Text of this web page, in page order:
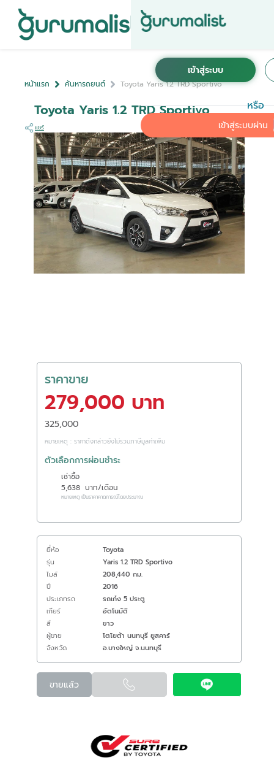
หรือ
เข้าสู่ระบบผ่าน
หน้าแรก ค้นหารถยนต์ Toyota Yaris 1.2 TRD Sportivo
Toyota Yaris 1.2 TRD Sportivo
แชร์
ราคาขาย
279,000 บาท
325,000
หมายเหตุ : ราคาดังกล่าวยังไม่รวมภาษีมูลค่าเพิ่ม
ตัวเลือกการผ่อนชำระ
เช่าซื้อ
5,638 บาท/เดือน
หมายเหตุ เป็นราคาคาดการณ์โดยประมาณ
ยี่ห้อ
Toyota
รุ่น
Yaris 1.2 TRD Sportivo
ไมล์
208,440 กม.
ปี
2016
ประเภทรถ
รถเก๋ง 5 ประตู
เกียร์
อัตโนมัติ
สี
ขาว
ผู้ขาย
โตโยต้า นนทบุรี ยูสคาร์
จังหวัด
อ.บางใหญ่ จ.นนทบุรี
ขายแล้ว